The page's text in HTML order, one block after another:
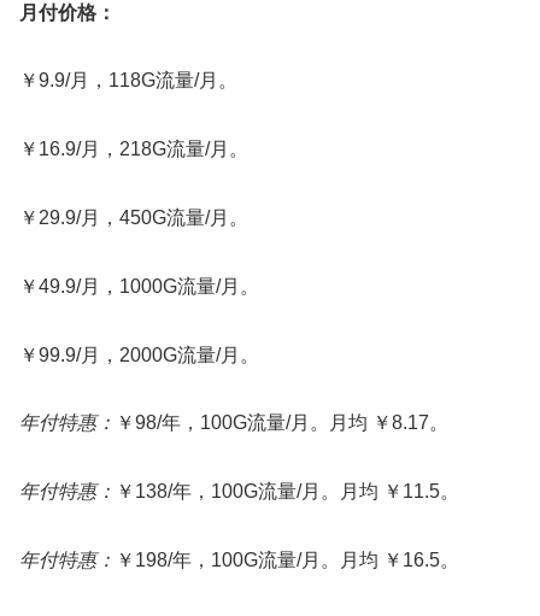
月付价格：
￥9.9/月，118G流量/月。
￥16.9/月，218G流量/月。
￥29.9/月，450G流量/月。
￥49.9/月，1000G流量/月。
￥99.9/月，2000G流量/月。
年付特惠： ￥98/年，100G流量/月。月均 ￥8.17。
年付特惠： ￥138/年，100G流量/月。月均 ￥11.5。
年付特惠： ￥198/年，100G流量/月。月均 ￥16.5。